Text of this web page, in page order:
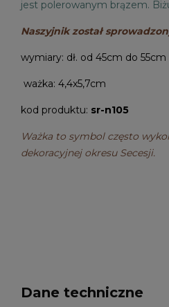
jest polerowanym brązem.
Naszyjnik został
wymiary: dł. od 45cm do
ważka: 4,4x5,7cm
kod produktu: sr-n105
Ważka to symbol często
dekoracyjnej okresu Secesji.
Dane techniczne